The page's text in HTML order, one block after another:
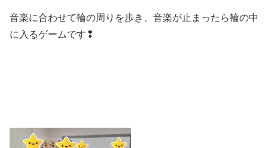
音楽に合わせて輪の周りを歩き、音楽が止まったら輪の中
に入るゲームです❢